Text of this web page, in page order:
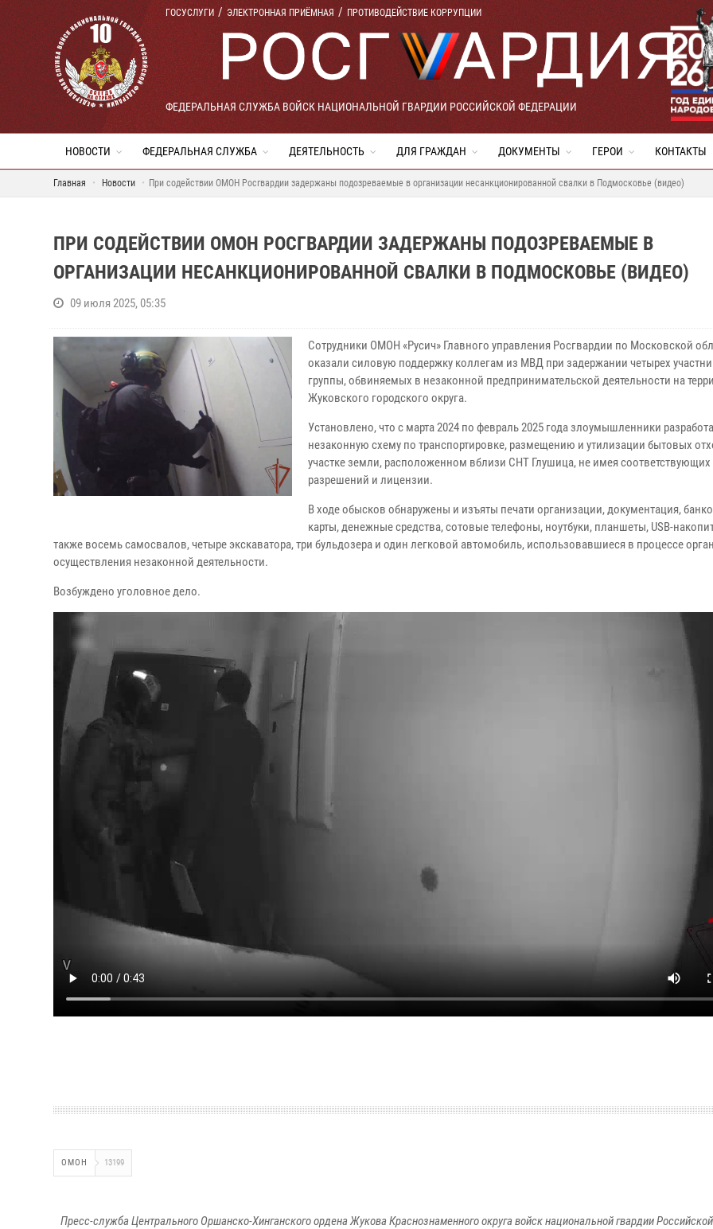
ГОСУСЛУГИ ЭЛЕКТРОННАЯ ПРИЁМНАЯ ПРОТИВОДЕЙСТВИЕ КОРРУПЦИИ
ФЕДЕРАЛЬНАЯ СЛУЖБА ВОЙСК НАЦИОНАЛЬНОЙ ГВАРДИИ РОССИЙСКОЙ ФЕДЕРАЦИИ
НОВОСТИ ФЕДЕРАЛЬНАЯ СЛУЖБА ДЕЯТЕЛЬНОСТЬ ДЛЯ ГРАЖДАН ДОКУМЕНТЫ ГЕРОИ КОНТАКТЫ
Главная Новости При содействии ОМОН Росгвардии задержаны подозреваемые в организации несанкционированной свалки в Подмосковье (видео)
ПРИ СОДЕЙСТВИИ ОМОН РОСГВАРДИИ ЗАДЕРЖАНЫ ПОДОЗРЕВАЕМЫЕ В
ОРГАНИЗАЦИИ НЕСАНКЦИОНИРОВАННОЙ СВАЛКИ В ПОДМОСКОВЬЕ (ВИДЕО)
09 июля 2025, 05:35
Сотрудники ОМОН «Русич» Главного управления Росгвардии по Московской
оказали силовую поддержку коллегам из МВД при задержании четырех
группы, обвиняемых в незаконной предпринимательской деятельности на
Жуковского городского округа.
Установлено, что с марта 2024 по февраль 2025 года злоумышленники
незаконную схему по транспортировке, размещению и утилизации бытовых
участке земли, расположенном вблизи СНТ Глушица, не имея соответствующих
разрешений и лицензии.
В ходе обысков обнаружены и изъяты печати организации, документация,
карты, денежные средства, сотовые телефоны, ноутбуки, планшеты, USB-
также восемь самосвалов, четыре экскаватора, три бульдозера и один легковой автомобиль, использовавшиеся в процессе
осуществления незаконной деятельности.
Возбуждено уголовное дело.
ОМОН 13199
Пресс-служба Центрального Оршанско-Хинганского ордена Жукова Краснознаменного округа войск национальной гвардии